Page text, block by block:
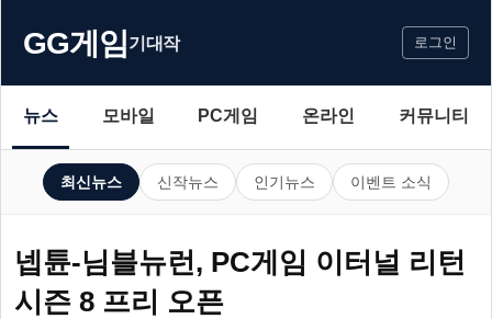
GG게임기대작 로그인
뉴스 모바일 PC게임 온라인 커뮤니티
최신뉴스 신작뉴스 인기뉴스 이벤트 소식
넵튠-님블뉴런, PC게임 이터널 리턴
시즌 8 프리 오픈